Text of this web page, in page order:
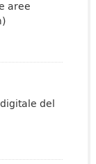
aree
del